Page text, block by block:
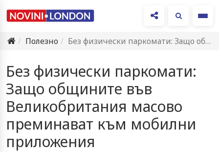
Полезно
Без физически паркомати: Защо общините във Великобритания масово преминават към…
Без физически паркомати:
Защо общините във
Великобритания масово
преминават към мобилни
приложения